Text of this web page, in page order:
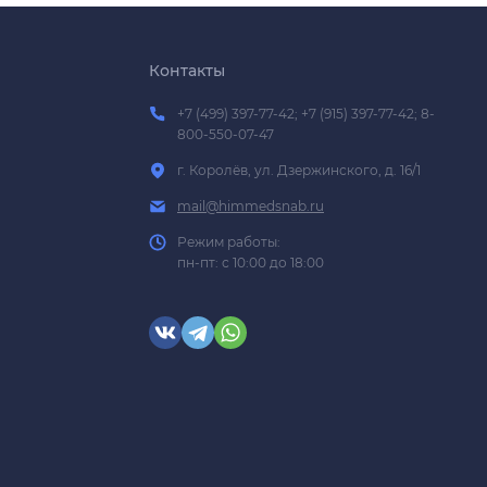
Контакты
+7 (499) 397-77-42; +7 (915) 397-77-42; 8-
800-550-07-47
г. Королёв, ул. Дзержинского, д. 16/1
mail@himmedsnab.ru
Режим работы:
пн-пт: с 10:00 до 18:00